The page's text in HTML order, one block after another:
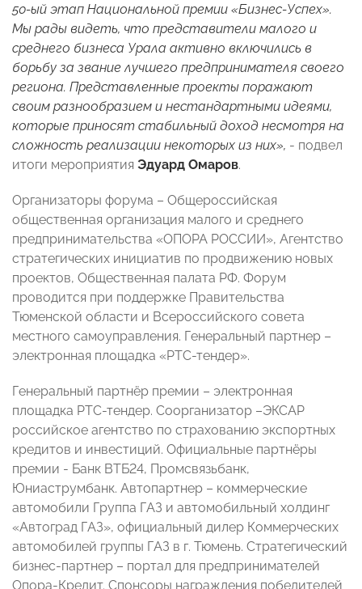
50-ый этап Национальной премии «Бизнес-Успех».
Мы рады видеть, что представители малого и
среднего бизнеса Урала активно включились в
борьбу за звание лучшего предпринимателя своего
региона. Представленные проекты поражают
своим разнообразием и нестандартными идеями,
которые приносят стабильный доход несмотря на
сложность реализации некоторых из них», - подвел
итоги мероприятия Эдуард Омаров.
Организаторы форума – Общероссийская
общественная организация малого и среднего
предпринимательства «ОПОРА РОССИИ», Агентство
стратегических инициатив по продвижению новых
проектов, Общественная палата РФ. Форум
проводится при поддержке Правительства
Тюменской области и Всероссийского совета
местного самоуправления. Генеральный партнер –
электронная площадка «РТС-тендер».
Генеральный партнёр премии – электронная
площадка РТС-тендер. Соорганизатор –ЭКСАР
российское агентство по страхованию экспортных
кредитов и инвестиций. Официальные партнёры
премии - Банк ВТБ24, Промсвязьбанк,
Юниаструмбанк. Автопартнер – коммерческие
автомобили Группа ГАЗ и автомобильный холдинг
«Автоград ГАЗ», официальный дилер Коммерческих
автомобилей группы ГАЗ в г. Тюмень. Стратегический
бизнес-партнер – портал для предпринимателей
Опора-Кредит. Спонсоры награждения победителей